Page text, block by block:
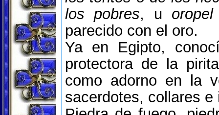
los pobres, u oropel
parecido con el oro.
Ya en Egipto,
protectora de la
como adorno en la
sacerdotes, collares e